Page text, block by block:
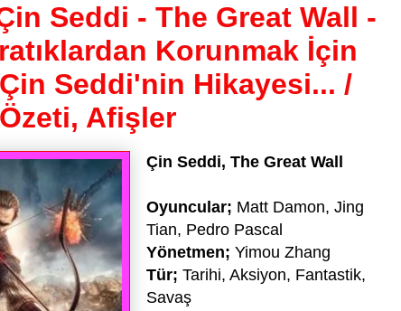
Seddi - The Great Wall -
Korunmak İçin
Çin Seddi'nin Hikayesi... /
Afişler
Çin Seddi, The Great Wall
Oyuncular; Matt Damon, Jing
Tian, Pedro Pascal
Yönetmen; Yimou Zhang
Tür; Tarihi, Aksiyon, Fantastik,
Savaş